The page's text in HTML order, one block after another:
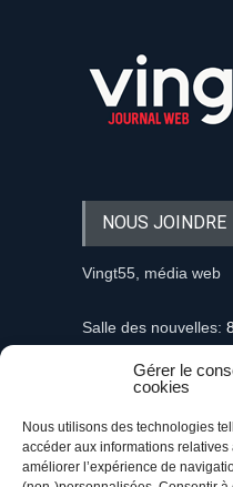
Gérer le
cookies
Nous utilisons des technologies
accéder aux informations
améliorer l’expérience de
NOUS JOINDRE
Vingt55, média web
Salle des nouvelles:
Information et
Communiqués et